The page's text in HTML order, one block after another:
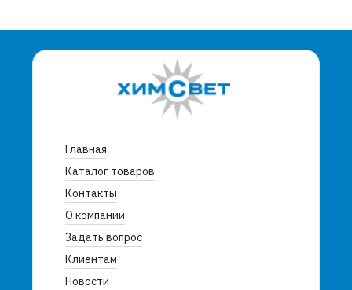
Главная
Каталог товаров
Контакты
О компании
Задать вопрос
Клиентам
Новости